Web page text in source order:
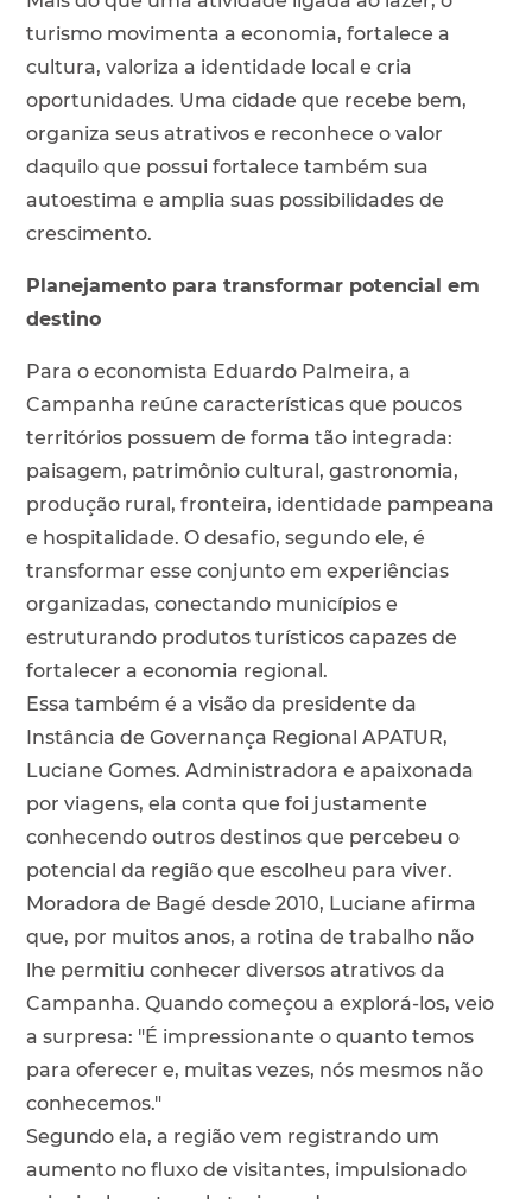
turismo movimenta a economia, fortalece a
cultura, valoriza a identidade local e cria
oportunidades. Uma cidade que recebe bem,
organiza seus atrativos e reconhece o valor
daquilo que possui fortalece também sua
autoestima e amplia suas possibilidades de
crescimento.
Planejamento para transformar potencial em
destino
Para o economista Eduardo Palmeira, a
Campanha reúne características que poucos
territórios possuem de forma tão integrada:
paisagem, patrimônio cultural, gastronomia,
produção rural, fronteira, identidade pampeana
e hospitalidade. O desafio, segundo ele, é
transformar esse conjunto em experiências
organizadas, conectando municípios e
estruturando produtos turísticos capazes de
fortalecer a economia regional.
Essa também é a visão da presidente da
Instância de Governança Regional APATUR,
Luciane Gomes. Administradora e apaixonada
por viagens, ela conta que foi justamente
conhecendo outros destinos que percebeu o
potencial da região que escolheu para viver.
Moradora de Bagé desde 2010, Luciane afirma
que, por muitos anos, a rotina de trabalho não
lhe permitiu conhecer diversos atrativos da
Campanha. Quando começou a explorá-los, veio
a surpresa: "É impressionante o quanto temos
para oferecer e, muitas vezes, nós mesmos não
conhecemos."
Segundo ela, a região vem registrando um
aumento no fluxo de visitantes, impulsionado